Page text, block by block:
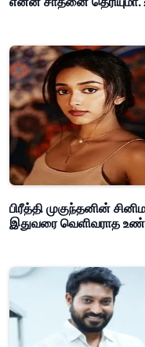
பிரீத்தி முகுந்தனின்
இதுவரை வெளிவராத